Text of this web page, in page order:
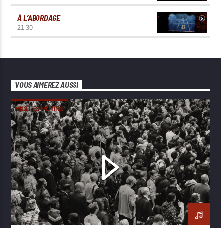
À L’ABORDAGE
21:30
VOUS AIMEREZ AUSSI
MIDI LES MUTINS